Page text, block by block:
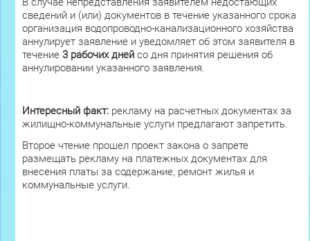
сведений и (или) документов в течение указанного срока
организация водопроводно-канализационного хозяйства
аннулирует заявление и уведомляет об этом заявителя в
течение 3 рабочих днейсо дня принятия решения об
аннулировании указанного заявления.
Интересный факт: рекламу на расчетных документах за
жилищно-коммунальные услуги предлагают запретить.
Второе чтение прошел проект закона о запрете
размещать рекламу на платежных документах для
внесения платы за содержание, ремонт жилья и
коммунальные услуги.